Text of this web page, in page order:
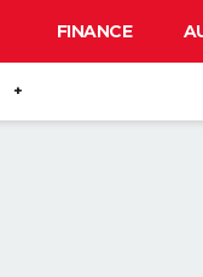
FINANCE
+